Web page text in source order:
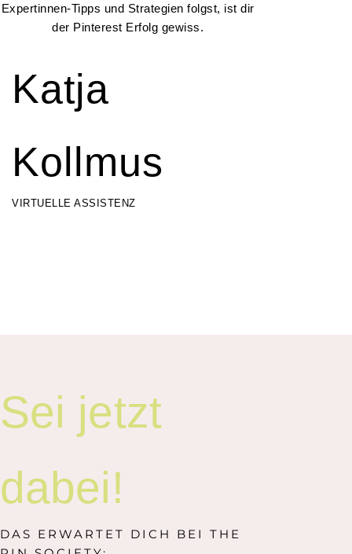
Expertinnen-Tipps und Strategien folgst, ist dir
der Pinterest Erfolg gewiss.
Katja
Kollmus
VIRTUELLE ASSISTENZ
Sei jetzt
dabei!
DAS ERWARTET DICH BEI THE